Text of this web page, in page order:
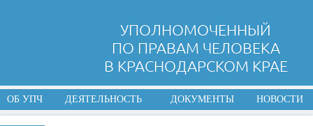
УПОЛНОМОЧЕННЫЙ
ПО ПРАВАМ ЧЕЛОВЕКА
В КРАСНОДАРСКОМ КРАЕ
ОБ УПЧ ДЕЯТЕЛЬНОСТЬ ДОКУМЕНТЫ НОВОСТИ